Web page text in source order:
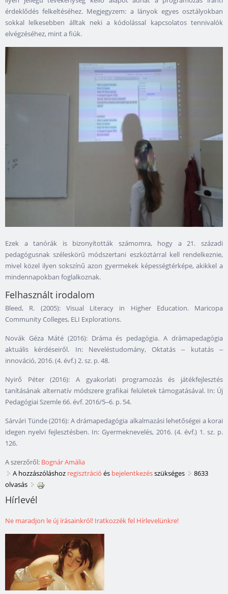
érdeklődés felkeltéséhez. Megjegyzem: a lányok egyes osztályokban
sokkal lelkesebben álltak neki a kódolással kapcsolatos tennivalók
elvégzéséhez, mint a fiúk.
Ezek a tanórák is bizonyították számomra, hogy a 21. századi
pedagógusnak széleskörű módszertani eszköztárral kell rendelkeznie,
mivel közel ilyen sokszínű azon gyermekek képességtérképe, akikkel a
mindennapokban foglalkoznak.
Felhasznált irodalom
Bleed, R. (2005): Visual Literacy in Higher Education. Maricopa
Community Colleges, ELI Explorations.
Novák Géza Máté (2016): Dráma és pedagógia. A drámapedagógia
aktuális kérdéseiről. In: Neveléstudomány, Oktatás ‒ kutatás ‒
innováció, 2016. (4. évf.) 2. sz. p. 48.
Nyirő Péter (2016): A gyakorlati programozás és játékfejlesztés
tanításának alternatív módszere grafikai felületek támogatásával. In: Új
Pedagógiai Szemle 66. évf. 2016/5‒6. p. 54.
Sárvári Tünde (2016): A drámapedagógia alkalmazási lehetőségei a korai
idegen nyelvi fejlesztésben. In: Gyermeknevelés, 2016. (4. évf.) 1. sz. p.
126.
A szerzőről: Bognár Amália
A hozzászóláshoz regisztráció és bejelentkezésszükséges
8633
olvasás
Hírlevél
Ne maradjon le új írásainkról! Iratkozzék fel Hírlevelünkre!